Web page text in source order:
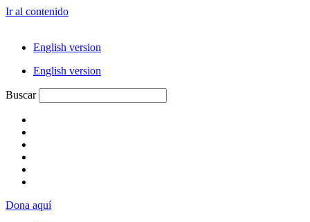
Ir al contenido
English version
English version
Buscar
Dona aquí